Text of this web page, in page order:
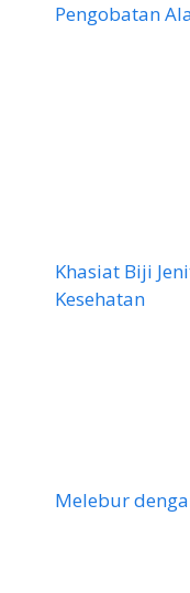
Pengobatan
Khasiat Biji
Kesehatan
Melebur